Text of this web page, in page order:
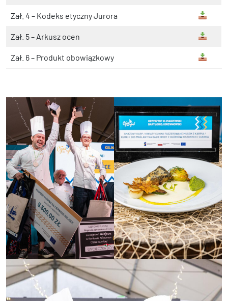
Zał. 4 – Kodeks etyczny Jurora
Zał. 5 – Arkusz ocen
Zał. 6 – Produkt obowiązkowy